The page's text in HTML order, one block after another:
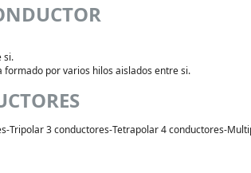
si.
por varios hilos aislados entre si.
Tripolar 3 conductores-Tetrapolar 4 conductores-